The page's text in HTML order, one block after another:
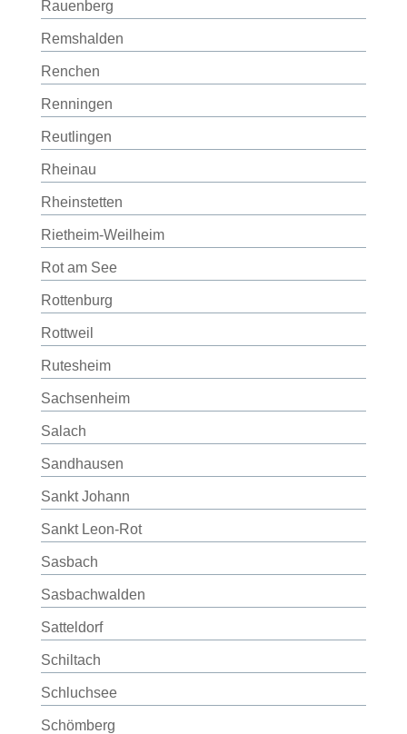
Rauenberg
Remshalden
Renchen
Renningen
Reutlingen
Rheinau
Rheinstetten
Rietheim-Weilheim
Rot am See
Rottenburg
Rottweil
Rutesheim
Sachsenheim
Salach
Sandhausen
Sankt Johann
Sankt Leon-Rot
Sasbach
Sasbachwalden
Satteldorf
Schiltach
Schluchsee
Schömberg